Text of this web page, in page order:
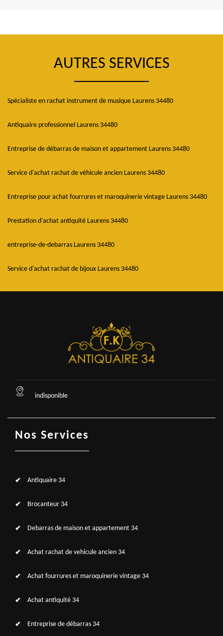
AUTRES SERVICES
Spécialiste en rachat instrument de musique Laurens 34480
Antiquaire professionnel Laurens 34480
Entreprise de débarras de maison et appartement Laurens 34480
Service d'achat rachat de véhicule ancien Laurens 34480
Entreprise pour achat fourrures et maroquinerie vintage Laurens 34480
Prestation d'achat antiquité Laurens 34480
entreprise-de-debarras Laurens 34480
Service d'achat rachat de bijoux Laurens 34480
indisponible
Nos Services
Antiquaire 34
Brocanteur 34
Debarras de maison et appartement 34
Achat rachat de vehicule ancien 34
Achat fourrures et maroquinerie vintage 34
Achat antiquité 34
Entreprise de débarras 34